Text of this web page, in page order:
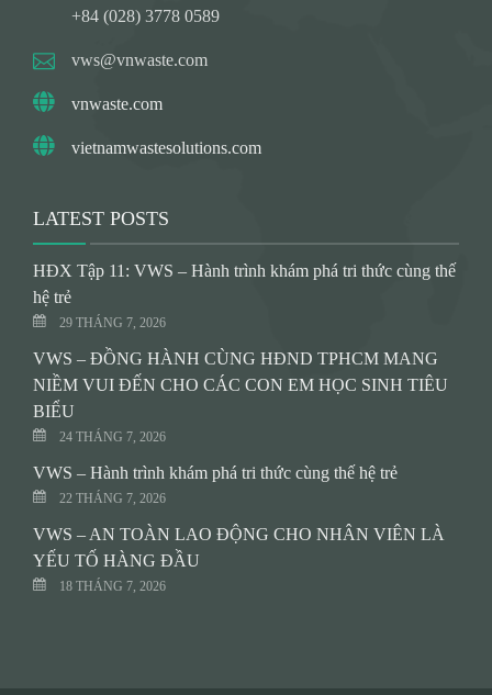
+84 (028) 3778 0589
vws@vnwaste.com
vnwaste.com
vietnamwastesolutions.com
LATEST POSTS
HĐX Tập 11: VWS – Hành trình khám phá tri thức cùng thế
hệ trẻ
29 THÁNG 7, 2026
VWS – ĐỒNG HÀNH CÙNG HĐND TPHCM MANG
NIỀM VUI ĐẾN CHO CÁC CON EM HỌC SINH TIÊU
BIỂU
24 THÁNG 7, 2026
VWS – Hành trình khám phá tri thức cùng thế hệ trẻ
22 THÁNG 7, 2026
VWS – AN TOÀN LAO ĐỘNG CHO NHÂN VIÊN LÀ
YẾU TỐ HÀNG ĐẦU
18 THÁNG 7, 2026